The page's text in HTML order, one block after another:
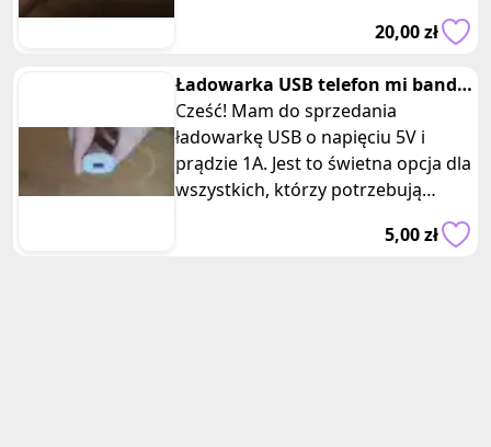
przenośne urządzenie, idealne do
20,00 zł
Ładowarka USB telefon mi band
e-papieros słuchawki 5V 1A
Cześć! Mam do sprzedania
ładowarkę USB o napięciu 5V i
prądzie 1A. Jest to świetna opcja dla
wszystkich, którzy potrzebują
5,00 zł